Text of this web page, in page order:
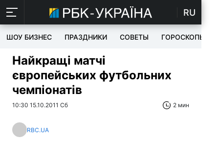
RU
ШОУ БИЗНЕС ПРАЗДНИКИ СОВЕТЫ ГОРОСКОПЫ
Найкращі матчі
європейських футбольних
чемпіонатів
10:30 15.10.2011 Сб 2 мин
RBC.UA